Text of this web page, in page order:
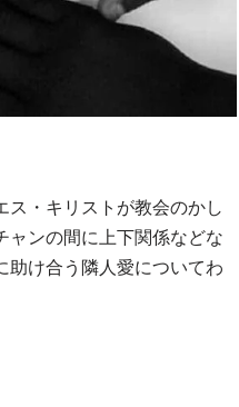
ス・キリストが教会のかし
ャンの間に上下関係などな
助け合う隣人愛についてわ